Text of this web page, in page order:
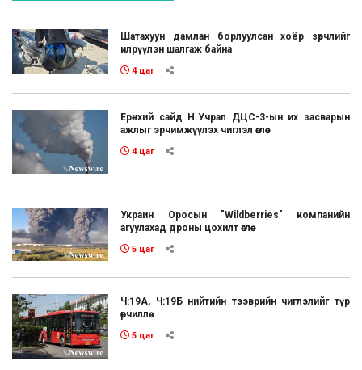
Шатахуун дамлан борлуулсан хоёр зөрчлийг
илрүүлэн шалгаж байна
4 цаг
Ерөнхий сайд Н.Учрал ДЦС-3-ын их засварын
ажлыг эрчимжүүлэх чиглэл өглөө
4 цаг
Украин Оросын "Wildberries" компанийн
агуулахад дроны цохилт өглөө
5 цаг
Ч:19А, Ч:19Б нийтийн тээврийн чиглэлийг түр
өөрчиллөө
5 цаг